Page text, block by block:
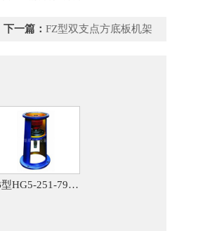
下一篇： FZ型双支点方底板机架
JB型HG5-251-79标机架